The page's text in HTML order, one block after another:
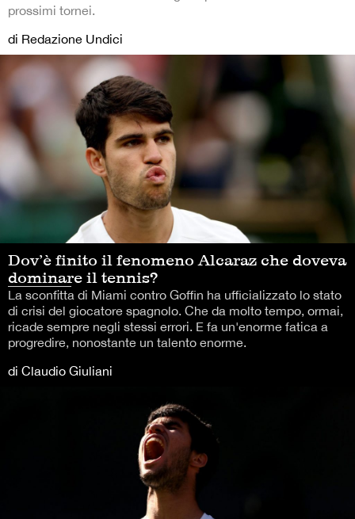
prossimi tornei.
di Redazione Undici
Dov’è finito il fenomeno Alcaraz che doveva
dominare il tennis?
La sconfitta di Miami contro Goffin ha ufficializzato lo stato
di crisi del giocatore spagnolo. Che da molto tempo, ormai,
ricade sempre negli stessi errori. E fa un'enorme fatica a
progredire, nonostante un talento enorme.
di Claudio Giuliani